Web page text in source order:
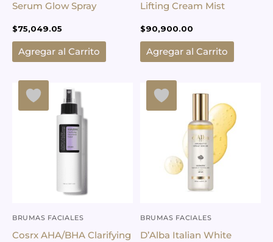
Serum Glow Spray
$75,049.05
Agregar al Carrito
Lifting Cream Mist
$90,900.00
Agregar al Carrito
BRUMAS FACIALES
Cosrx AHA/BHA Clarifying
BRUMAS FACIALES
D’Alba Italian White